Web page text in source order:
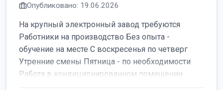
Опубликовано: 19.06.2026
На крупный электронный завод требуются
Работники на производство Без опыта -
обучение на месте С воскресенья по четверг
Утренние смены Пятница - по необходимости
Работа в кондиционированном помещении ...